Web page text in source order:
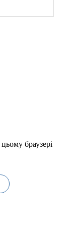
браузері